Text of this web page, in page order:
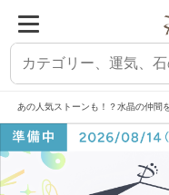
あの人気ストーンも！？水晶の仲間